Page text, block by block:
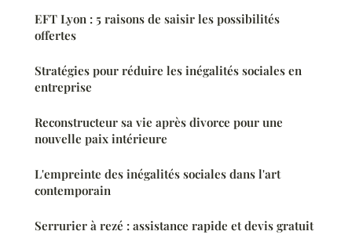
EFT Lyon : 5 raisons de saisir les possibilités
offertes
Stratégies pour réduire les inégalités sociales en
entreprise
Reconstructeur sa vie après divorce pour une
nouvelle paix intérieure
L'empreinte des inégalités sociales dans l'art
contemporain
Serrurier à rezé : assistance rapide et devis gratuit